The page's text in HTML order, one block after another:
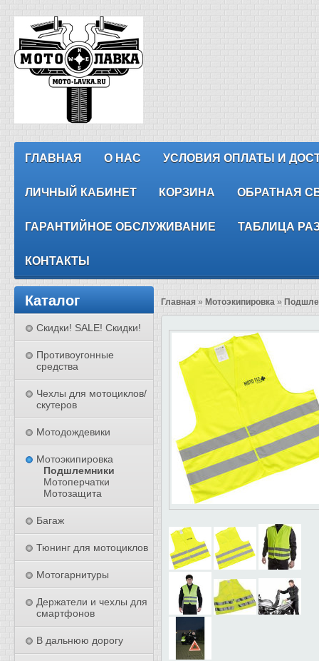
ГЛАВНАЯ О НАС УСЛОВИЯ ОПЛАТЫ И
ЛИЧНЫЙ КАБИНЕТ КОРЗИНА ОБРАТНАЯ
ГАРАНТИЙНОЕ ОБСЛУЖИВАНИЕ ТАБЛИЦА
КОНТАКТЫ
Каталог
Скидки! SALE! Скидки!
Противоугонные
средства
Чехлы для мотоциклов/
скутеров
Мотодождевики
Мотоэкипировка
Подшлемники
Мотоперчатки
Мотозащита
Багаж
Тюнинг для мотоциклов
Мотогарнитуры
Держатели и чехлы для
смартфонов
В дальнюю дорогу
Главная » Мотоэкипировка »